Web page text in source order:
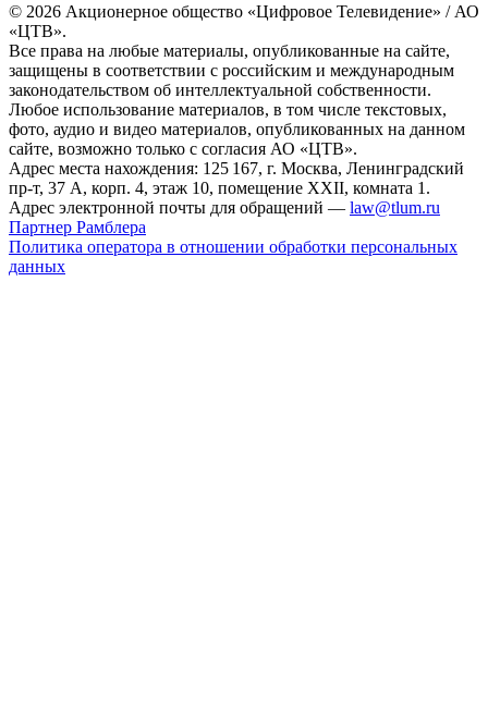
© 2026 Акционерное общество «Цифровое Телевидение» / АО
«ЦТВ».
Все права на любые материалы, опубликованные на сайте,
защищены в соответствии с российским и международным
законодательством об интеллектуальной собственности.
Любое использование материалов, в том числе текстовых,
фото, аудио и видео материалов, опубликованных на данном
сайте, возможно только с согласия АО «ЦТВ».
Адрес места нахождения: 125 167, г. Москва, Ленинградский
пр-т, 37 А, корп. 4, этаж 10, помещение XXII, комната 1.
Адрес электронной почты для обращений — law@tlum.ru
Партнер Рамблера
Политика оператора в отношении обработки персональных
данных